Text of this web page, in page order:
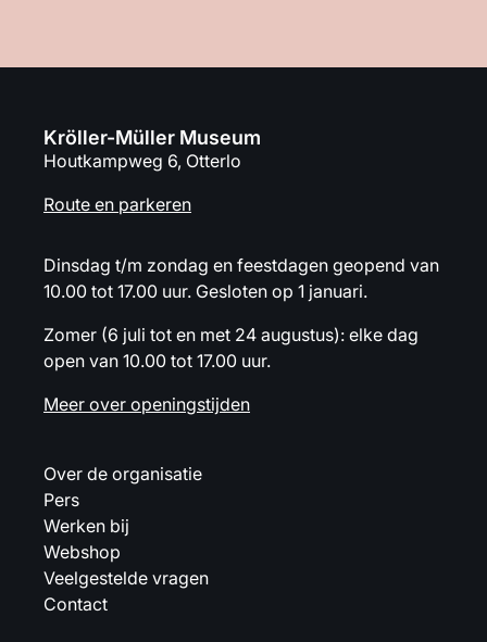
Kröller-Müller Museum
Houtkampweg 6, Otterlo
Route en parkeren
Dinsdag t/m zondag en feestdagen geopend van
10.00 tot 17.00 uur. Gesloten op 1 januari.
Zomer (6 juli tot en met 24 augustus): elke dag
open van 10.00 tot 17.00 uur.
Meer over openingstijden
Over de organisatie
Pers
Werken bij
Webshop
Veelgestelde vragen
Contact